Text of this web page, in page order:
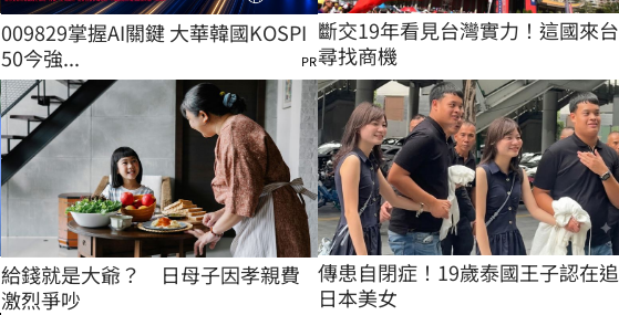
009829掌握AI關鍵 大華韓國KOSPI
50今強...
PR
斷交19年看見台灣實力！這國來台
尋找商機
給錢就是大爺？　日母子因孝親費
激烈爭吵
傳患自閉症！19歲泰國王子認在追
日本美女